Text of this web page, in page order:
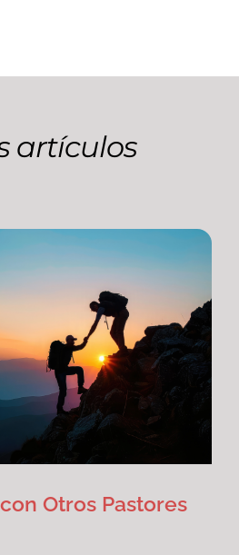
artículos
Otros Pastores
Artículos
Otros Pastores